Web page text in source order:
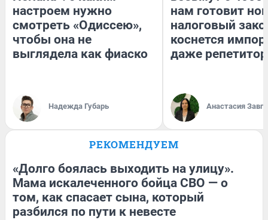
настроем нужно
смотреть «Одиссею»,
чтобы она не
выглядела как фиаско
Надежда Губарь
нам готовит
налоговый
коснется
даже
Анастасия
РЕКОМЕНДУЕМ
«Долго боялась выходить на улицу».
Мама искалеченного бойца СВО — о
том, как спасает сына, который
разбился по пути к невесте